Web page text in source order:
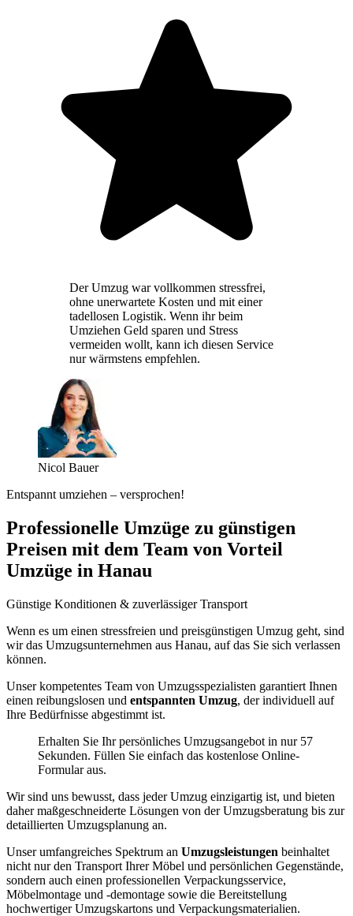
Der Umzug war vollkommen stressfrei,
ohne unerwartete Kosten und mit einer
tadellosen Logistik. Wenn ihr beim
Umziehen Geld sparen und Stress
vermeiden wollt, kann ich diesen Service
nur wärmstens empfehlen.
Nicol Bauer
Entspannt umziehen – versprochen!
Professionelle Umzüge zu günstigen
Preisen mit dem Team von Vorteil
Umzüge in Hanau
Günstige Konditionen & zuverlässiger Transport
Wenn es um einen stressfreien und preisgünstigen Umzug geht, sind
wir das Umzugsunternehmen aus Hanau, auf das Sie sich verlassen
können.
Unser kompetentes Team von Umzugsspezialisten garantiert Ihnen
einen reibungslosen und entspannten Umzug, der individuell auf
Ihre Bedürfnisse abgestimmt ist.
Erhalten Sie Ihr persönliches Umzugsangebot in nur 57
Sekunden. Füllen Sie einfach das kostenlose Online-
Formular aus.
Wir sind uns bewusst, dass jeder Umzug einzigartig ist, und bieten
daher maßgeschneiderte Lösungen von der Umzugsberatung bis zur
detaillierten Umzugsplanung an.
Unser umfangreiches Spektrum an Umzugsleistungen beinhaltet
nicht nur den Transport Ihrer Möbel und persönlichen Gegenstände,
sondern auch einen professionellen Verpackungsservice,
Möbelmontage und -demontage sowie die Bereitstellung
hochwertiger Umzugskartons und Verpackungsmaterialien.